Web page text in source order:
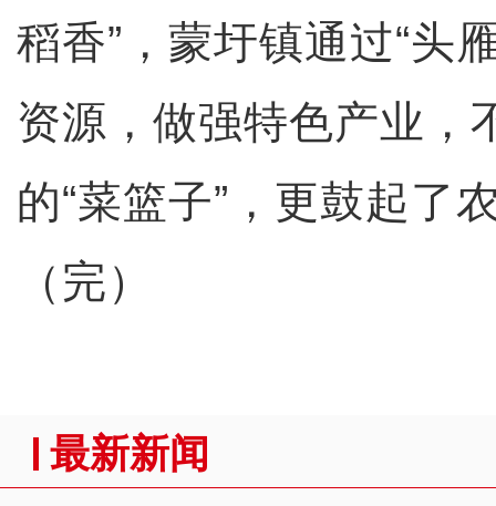
稻香”，蒙圩镇通过“头
资源，做强特色产业，
的“菜篮子”，更鼓起了
（完）
最新新闻